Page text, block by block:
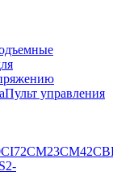
Пульт управления
CI72CM23CM42